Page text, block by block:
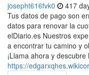
josepht616fvk0 417
Tus datos de pago son
datos para renovar la
elDiario.es Nuestros
a encontrar tu camino y
¡Llama ahora y
https://